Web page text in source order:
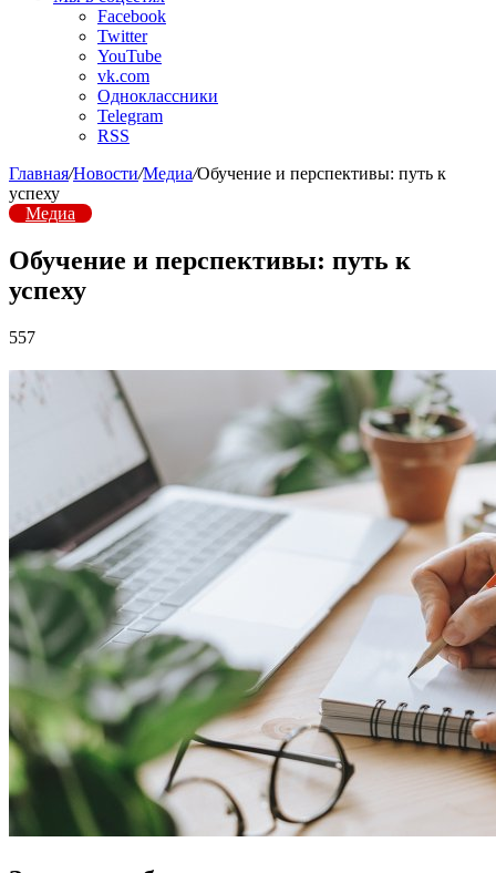
Facebook
Twitter
YouTube
vk.com
Одноклассники
Telegram
RSS
Главная/Новости/Медиа/Обучение и перспективы: путь к
успеху
Медиа
Обучение и перспективы: путь к
успеху
557